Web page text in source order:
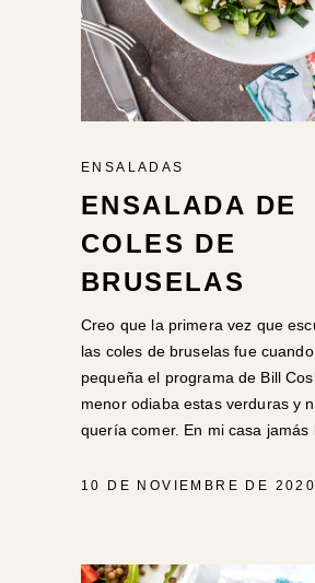
ENSALADAS
ENSALADA DE
COLES DE
BRUSELAS
Creo que la primera vez que
las coles de bruselas fue
pequeña el programa de Bill
menor odiaba estas verduras y
quería comer. En mi casa jamás
10 DE NOVIEMBRE DE 2020